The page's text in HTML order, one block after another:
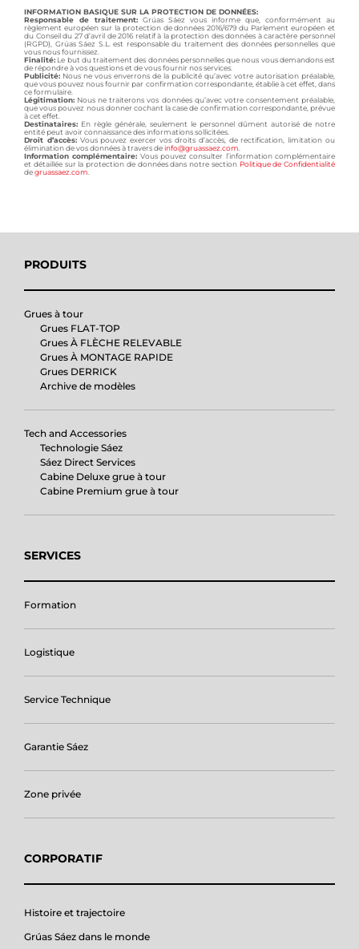
INFORMATION BASIQUE SUR LA PROTECTION DE DONNÉES:
Responsable de traitement: Grúas Sáez vous informe que, conformément au
règlement européen sur la protection de données 2016/679 du Parlement européen et
du Conseil du 27 d’avril de 2016 relatif à la protection des données à caractère personnel
(RGPD), Grúas Sáez S.L. est responsable du traitement des données personnelles que
vous nous fournissez.
Finalité: Le but du traitement des données personnelles que nous vous demandons est
de répondre à vos questions et de vous fournir nos services.
Publicité: Nous ne vous enverrons de la publicité qu’avec votre autorisation préalable,
que vous pouvez nous fournir par confirmation correspondante, établie à cet effet, dans
ce formulaire.
Légitimation: Nous ne traiterons vos données qu’avec votre consentement préalable,
que vous pouvez nous donner cochant la case de confirmation correspondante, prévue
à cet effet.
Destinataires: En règle générale, seulement le personnel dûment autorisé de notre
entité peut avoir connaissance des informations sollicitées.
Droit d’accès:Vous pouvez exercer vos droits d’accès, de rectification, limitation ou
élimination de vos données à travers deinfo@gruassaez.com
Information complémentaire: Vous pouvez consulter l’information complémentaire
et détaillée sur la protection de données dans notre section Politique de Confidentialité
degruassaez.com
PRODUITS
Grues à tour
Grues FLAT-TOP
Grues À FLÈCHE RELEVABLE
Grues À MONTAGE RAPIDE
Grues DERRICK
Archive de modèles
Tech and Accessories
Technologie Sáez
Sáez Direct Services
Cabine Deluxe grue à tour
Cabine Premium grue à tour
SERVICES
Formation
Logistique
Service Technique
Garantie Sáez
Zone privée
CORPORATIF
Histoire et trajectoire
Grúas Sáez dans le monde